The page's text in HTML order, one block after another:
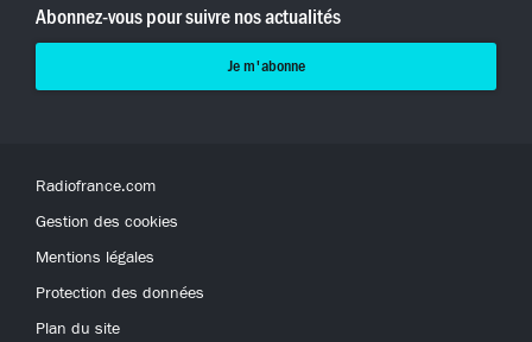
BlueskyLinkedIn
Abonnez-vous pour suivre nos actualités
Je m'abonne
Radiofrance.com
Gestion des cookies
Mentions légales
Protection des données
Plan du site